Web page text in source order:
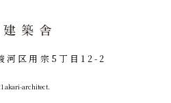
河区用宗5丁目12-2
akari-architect.